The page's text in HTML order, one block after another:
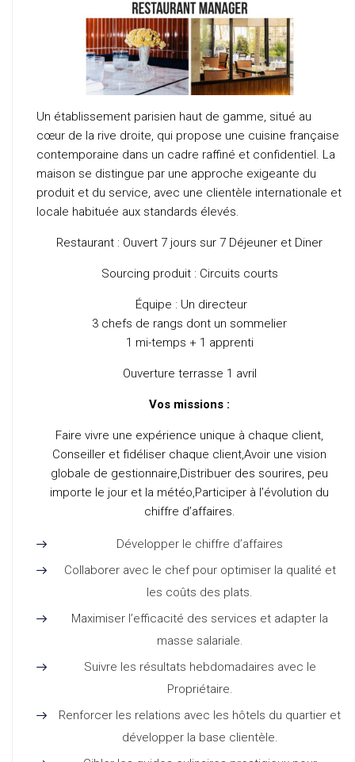
Un établissement parisien haut de gamme, situé au
cœur de la rive droite, qui propose une cuisine française
contemporaine dans un cadre raffiné et confidentiel. La
maison se distingue par une approche exigeante du
produit et du service, avec une clientèle internationale et
locale habituée aux standards élevés.
Restaurant : Ouvert 7 jours sur 7 Déjeuner et Diner
Sourcing produit : Circuits courts
Équipe : Un directeur
3 chefs de rangs dont un sommelier
1 mi-temps + 1 apprenti
Ouverture terrasse 1 avril
Vos missions :
Faire vivre une expérience unique à chaque client,
Conseiller et fidéliser chaque client,Avoir une vision
globale de gestionnaire,Distribuer des sourires, peu
importe le jour et la météo,Participer à l’évolution du
chiffre d’affaires.
Développer le chiffre d’affaires
Collaborer avec le chef pour optimiser la qualité et
les coûts des plats.
Maximiser l’efficacité des services et adapter la
masse salariale.
Suivre les résultats hebdomadaires avec le
Propriétaire.
Renforcer les relations avec les hôtels du quartier et
développer la base clientèle.